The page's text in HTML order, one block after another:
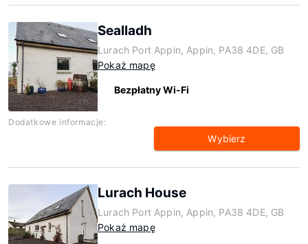
Sealladh
Lurach Port Appin, Appin, PA38 4DE, GB
Pokaż mapę
Bezpłatny Wi-Fi
Dodatkowe informacje:
Wybierz
Lurach House
Lurach Port Appin, Appin, PA38 4DE, GB
Pokaż mapę